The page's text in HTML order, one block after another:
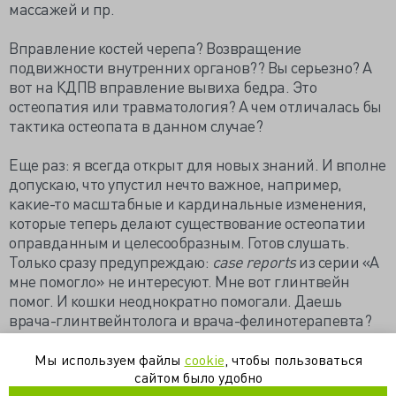
массажей и пр.
Вправление костей черепа? Возвращение
подвижности внутренних органов?? Вы серьезно? А
вот на КДПВ вправление вывиха бедра. Это
остеопатия или травматология? А чем отличалась бы
тактика остеопата в данном случае?
Еще раз: я всегда открыт для новых знаний. И вполне
допускаю, что упустил нечто важное, например,
какие-то масштабные и кардинальные изменения,
которые теперь делают существование остеопатии
оправданным и целесообразным. Готов слушать.
Только сразу предупреждаю: case reportsиз серии «А
мне помогло» не интересуют. Мне вот глинтвейн
помог. И кошки неоднократно помогали. Даешь
врача-глинтвейнтолога и врача-фелинотерапевта?
По существу, если можно.
Материал опубликован с разрешения Алексея
Мы используем файлы cookie , чтобы пользоваться
сайтом было удобно